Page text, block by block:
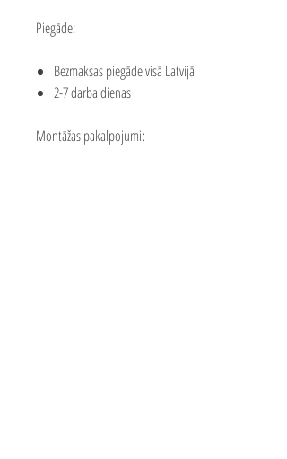
Piegāde:
Bezmaksas piegāde visā Latvijā
2-7 darba dienas
Montāžas pakalpojumi: